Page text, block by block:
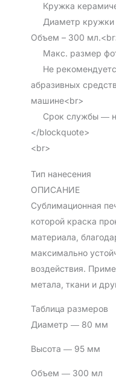
Кружка
Диаметр кружки
Объем – 300
Макс. размер
Не
абразивных
машине<br>
Срок службы ―
</blockquote>
<br>
Тип нанесения
ОПИСАНИЕ
Сублимационная
которой краска
материала,
максимально
воздействия.
метала, ткани и
Таблица размеров
Диаметр ― 80 мм
Высота ― 95 мм
Объем ― 300 мл